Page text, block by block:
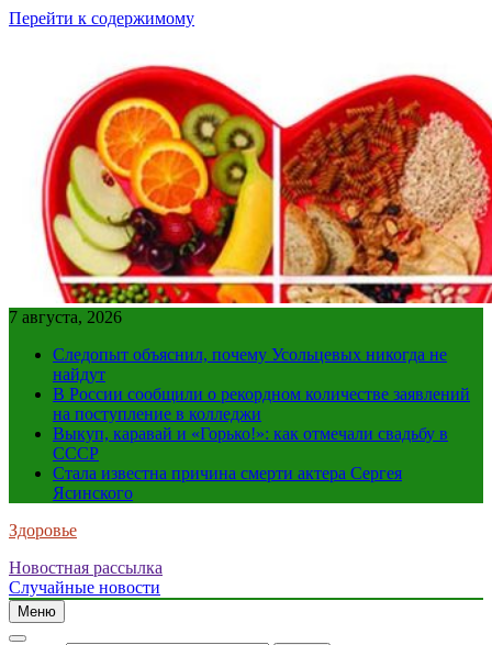
Перейти к содержимому
7 августа, 2026
Следопыт объяснил, почему Усольцевых никогда не
найдут
В России сообщили о рекордном количестве заявлений
на поступление в колледжи
Выкуп, каравай и «Горько!»: как отмечали свадьбу в
СССР
Стала известна причина смерти актера Сергея
Ясинского
Здоровье
Новостная рассылка
Случайные новости
Меню